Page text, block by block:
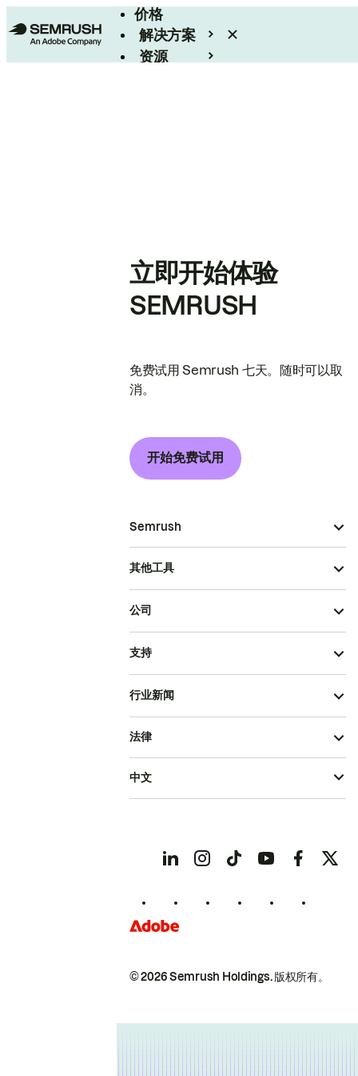
价格
解决方案
资源
立即开始体验
SEMRUSH
免费试用 Semrush 七天。随时可以取
消。
开始免费试用
Semrush
其他工具
公司
支持
行业新闻
© 2026 Semrush Holdings.版权所有。
法律
中文